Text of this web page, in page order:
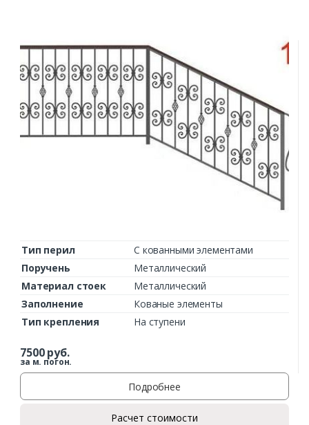
Тип перил
С кованными элементами
Поручень
Металлический
Материал стоек
Металлический
Заполнение
Кованые элементы
Тип крепления
На ступени
7500руб.
за м. погон.
Подробнее
Расчет стоимости